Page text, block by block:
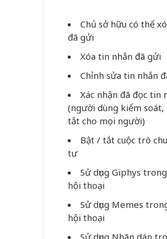
Chủ sở hữu có thể
đã gửi
Xóa tin nhắn đã gửi
Chỉnh sửa tin nhắn
Xác nhận đã đọc tin
(người dùng kiểm soát,
tắt cho mọi người)
Bật / tắt cuộc trò
tư
Sử dụng Giphys
hội thoại
Sử dụng Memes
hội thoại